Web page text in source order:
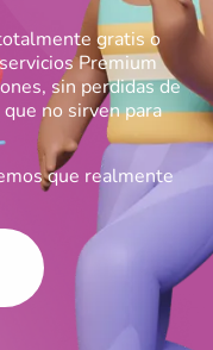
gratis o
Premium
sin perdidas de
no sirven para
que realmente